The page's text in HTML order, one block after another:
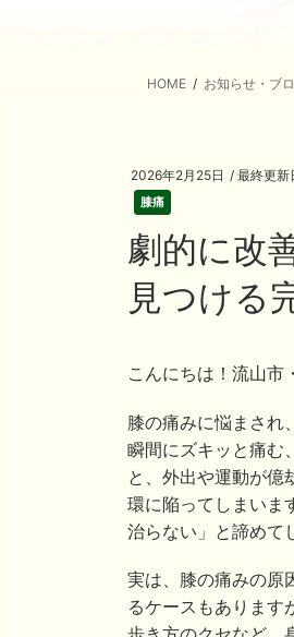
HOME お知らせ・ブ
2026年2月25日 / 最終更新
膝痛
劇的に改
見つける
こんにちは！流山市
膝の痛みに悩まされ
瞬間にズキッと痛む
と、外出や運動が億
環に陥ってしまいま
治らない」と諦めて
実は、膝の痛みの原
るケースもあります